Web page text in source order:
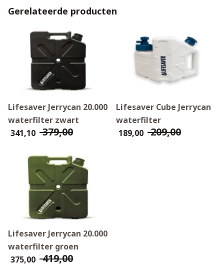
Gerelateerde producten
Lifesaver Jerrycan 20.000
waterfilter zwart
€ 341,10€ 379,00
Lifesaver Cube Jerrycan
waterfilter
€ 189,00€ 209,00
Lifesaver Jerrycan 20.000
waterfilter groen
€ 375,00€ 419,00